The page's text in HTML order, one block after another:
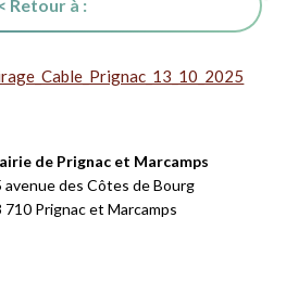
Retour à :
de Prignac et Marcamps
avenue des Côtes de Bourg
710 Prignac et Marcamps